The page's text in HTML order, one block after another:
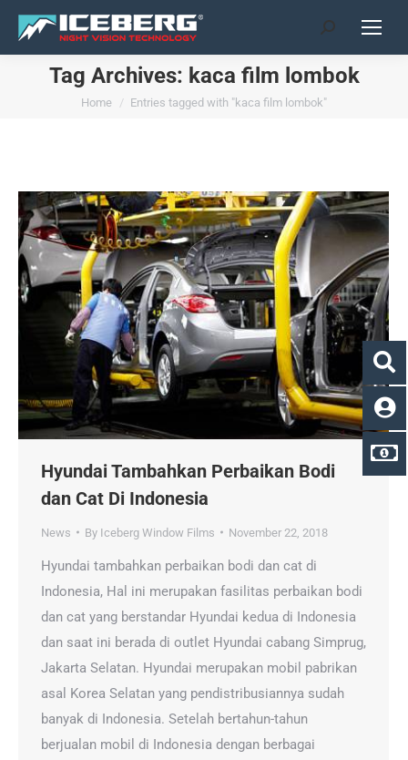
Search:
Tag Archives: kaca film lombok
You are here:
Home Entries tagged with "kaca film lombok"
Hyundai Tambahkan Perbaikan Bodi
dan Cat Di Indonesia
News By Iceberg Window Films November 22, 2018
Hyundai tambahkan perbaikan bodi dan cat di
Indonesia, Hal ini merupakan fasilitas perbaikan bodi
dan cat yang berstandar Hyundai kedua di Indonesia
dan saat ini berada di outlet Hyundai cabang Simprug,
Jakarta Selatan. Hyundai merupakan mobil pabrikan
asal Korea Selatan yang pendistribusiannya sudah
banyak di Indonesia. Setelah bertahun-tahun
berjualan mobil di Indonesia dengan berbagai